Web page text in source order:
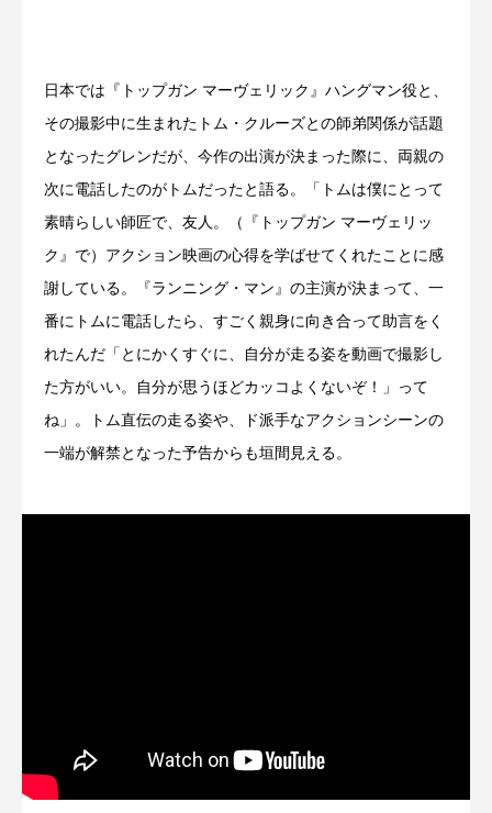
日本では『トップガン マーヴェリック』ハングマン役と、
その撮影中に生まれたトム・クルーズとの師弟関係が話題
となったグレンだが、今作の出演が決まった際に、両親の
次に電話したのがトムだったと語る。「トムは僕にとって
素晴らしい師匠で、友人。（『トップガン マーヴェリッ
ク』で）アクション映画の心得を学ばせてくれたことに感
謝している。『ランニング・マン』の主演が決まって、一
番にトムに電話したら、すごく親身に向き合って助言をく
れたんだ「とにかくすぐに、自分が走る姿を動画で撮影し
た方がいい。自分が思うほどカッコよくないぞ！」って
ね」。トム直伝の走る姿や、ド派手なアクションシーンの
一端が解禁となった予告からも垣間見える。